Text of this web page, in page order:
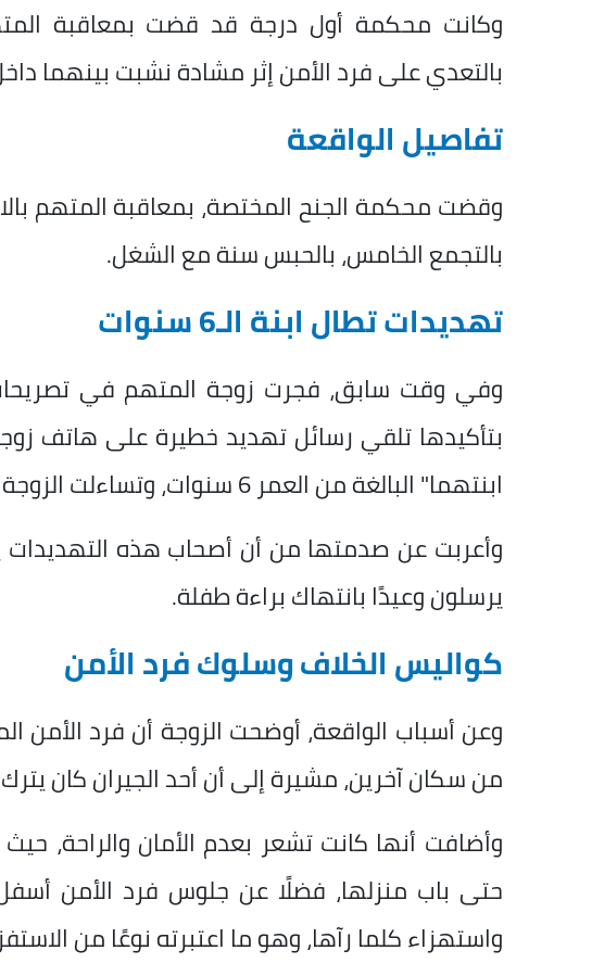
وكانت محكمة أول درجة قد قضت بمعاقبة
بالتعدي على فرد الأمن إثر مشادة نشبت بينهما
تفاصيل الواقعة
وقضت محكمة الجنح المختصة، بمعاقبة المتهم
بالتجمع الخامس، بالحبس سنة مع الشغل.
تهديدات تطال ابنة الـ6 سنوات
وفي وقت سابق، فجرت زوجة المتهم في
بتأكيدها تلقي رسائل تهديد خطيرة على هاتف
ابنتهما" البالغة من العمر 6 سنوات، وتساءلت الزوجة بذهول: "ذنبها إيه الطفلة دي؟".
وأعربت عن صدمتها من أن أصحاب هذه التهديدات
يرسلون وعيدًا بانتهاك براءة طفلة.
كواليس الخلاف وسلوك فرد الأمن
وعن أسباب الواقعة، أوضحت الزوجة أن فرد الأمن
من سكان آخرين، مشيرة إلى أن أحد الجيران كان
وأضافت أنها كانت تشعر بعدم الأمان والراحة،
حتى باب منزلها، فضلًا عن جلوس فرد الأمن
واستهزاء كلما رآها، وهو ما اعتبرته نوعًا من